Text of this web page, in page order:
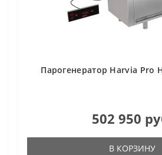
Парогенератор Harvia Pro
502 950
В КОРЗИНУ